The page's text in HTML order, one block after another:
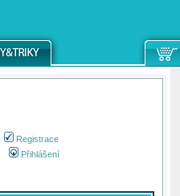
Registrace
Přihlášení